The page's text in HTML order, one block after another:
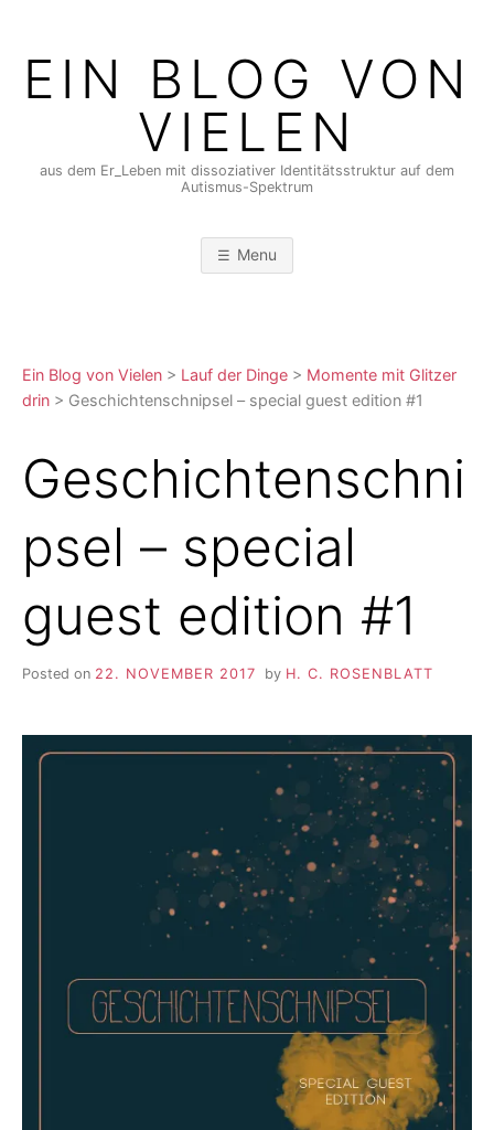
contentEIN BLOG VON
VIELEN
aus dem Er_Leben mit dissoziativer Identitätsstruktur auf dem
Autismus-Spektrum
Menu
Ein Blog von Vielen > Lauf der Dinge > Momente mit Glitzer
drin > Geschichtenschnipsel – special guest edition #1
Geschichtenschni
psel – special
guest edition #1
Posted on 22. NOVEMBER 2017 by H. C. ROSENBLATT